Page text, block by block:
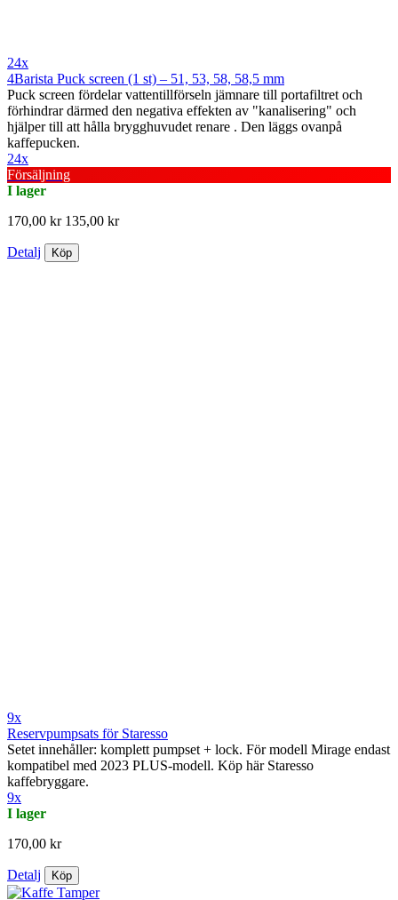
24x
4Barista Puck screen (1 st) – 51, 53, 58, 58,5 mm
Puck screen fördelar vattentillförseln jämnare till portafiltret och
förhindrar därmed den negativa effekten av "kanalisering" och
hjälper till att hålla brygghuvudet renare . Den läggs ovanpå
kaffepucken.
24x
Försäljning
I lager
170,00 kr 135,00 kr
Detalj Köp
9x
Reservpumpsats för Staresso
Setet innehåller: komplett pumpset + lock. För modell Mirage endast
kompatibel med 2023 PLUS-modell. Köp här Staresso
kaffebryggare.
9x
I lager
170,00 kr
Detalj Köp